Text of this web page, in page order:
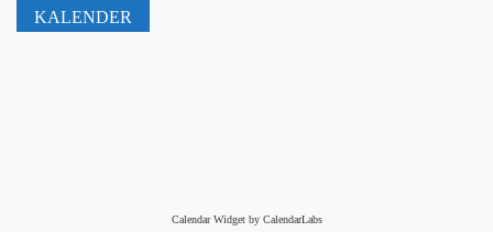
KALENDER
Calendar Widget by CalendarLabs